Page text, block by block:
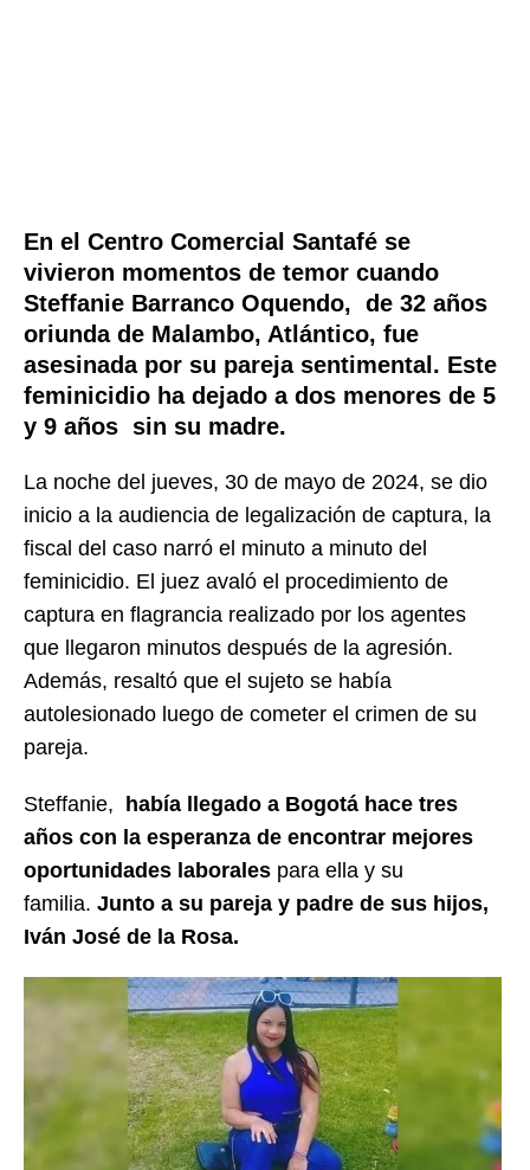
En el Centro Comercial Santafé se
vivieron momentos de temor cuando
Steffanie Barranco Oquendo, de 32 años
oriunda de Malambo, Atlántico, fue
asesinada por su pareja sentimental. Este
feminicidio ha dejado a dos menores de 5
y 9 años sin su madre.
La noche del jueves, 30 de mayo de 2024, se dio
inicio a la audiencia de legalización de captura, la
fiscal del caso narró el minuto a minuto del
feminicidio. El juez avaló el procedimiento de
captura en flagrancia realizado por los agentes
que llegaron minutos después de la agresión.
Además, resaltó que el sujeto se había
autolesionado luego de cometer el crimen de su
pareja.
Steffanie, había llegado a Bogotá hace tres
años con la esperanza de encontrar mejores
oportunidades laborales para ella y su
familia. Junto a su pareja y padre de sus hijos,
Iván José de la Rosa.